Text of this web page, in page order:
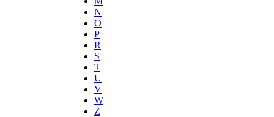
N
O
P
R
S
T
U
V
W
Z